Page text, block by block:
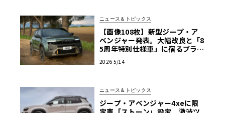
ニュース＆トピックス
【画像108枚】新型ジープ・ア
ベンジャー発表。大幅改良と「8
5周年特別仕様車」に宿るブラン
2026 5/14
ニュース＆トピックス
ジープ・アベンジャー4xeに限